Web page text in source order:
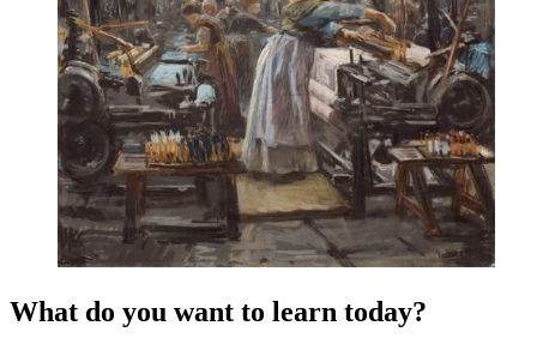
What do you want to learn today?